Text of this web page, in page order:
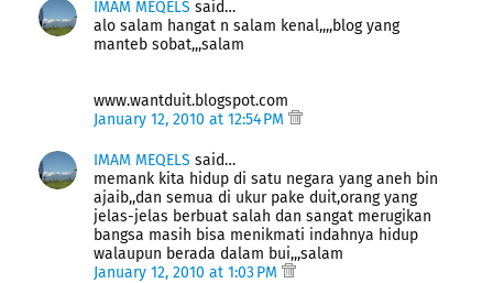
IMAM MEQELS said…
alo salam hangat n salam kenal,,,,blog yang
manteb sobat,,,salam
www.wantduit.blogspot.com
January 12, 2010 at 12:54 PM
IMAM MEQELS said…
memank kita hidup di satu negara yang aneh bin
ajaib,,dan semua di ukur pake duit,orang yang
jelas-jelas berbuat salah dan sangat merugikan
bangsa masih bisa menikmati indahnya hidup
walaupun berada dalam bui,,,salam
January 12, 2010 at 1:03 PM